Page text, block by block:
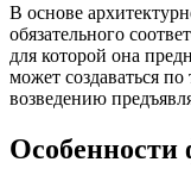
В основе
обязательного
для которой она
может создаваться
возведению
Особенности